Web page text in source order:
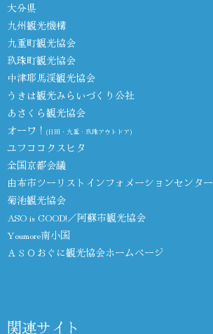
大分県
九州観光機構
九重町観光協会
玖珠町観光協会
中津耶馬渓観光協会
うきは観光みらいづくり公社
あさくら観光協会
オーワ！ (日田・九重・玖珠アウトドア)
ユフココクスヒタ
全国京都会議
由布市ツーリストインフォメーションセンター
菊池観光協会
ASO is GOOD!／阿蘇市観光協会
Youmore南小国
ＡＳＯおぐに観光協会ホームページ
関連サイト